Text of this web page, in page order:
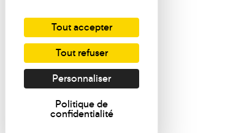
Tout accepter
Tout refuser
Personnaliser
Politique de
confidentialité